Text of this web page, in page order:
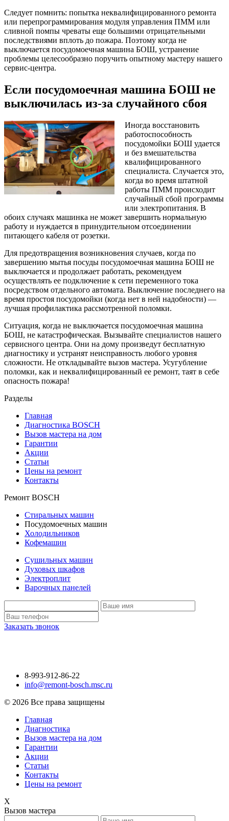
Следует помнить: попытка неквалифицированного ремонта
или перепрограммирования модуля управления ПММ или
сливной помпы чреваты еще большими отрицательными
последствиями вплоть до пожара. Поэтому когда не
выключается посудомоечная машина БОШ, устранение
проблемы целесообразно поручить опытному мастеру нашего
сервис-центра.
Если посудомоечная машина БОШ не
выключилась из-за случайного сбоя
Иногда восстановить
работоспособность
посудомойки БОШ удается
и без вмешательства
квалифицированного
специалиста. Случается это,
когда во время штатной
работы ПММ происходит
случайный сбой программы
или электропитания. В
обоих случаях машинка не может завершить нормальную
работу и нуждается в принудительном отсоединении
питающего кабеля от розетки.
Для предотвращения возникновения случаев, когда по
завершению мытья посуды посудомоечная машина БОШ не
выключается и продолжает работать, рекомендуем
осуществлять ее подключение к сети переменного тока
посредством отдельного автомата. Выключение последнего на
время простоя посудомойки (когда нет в ней надобности) —
лучшая профилактика рассмотренной поломки.
Ситуация, когда не выключается посудомоечная машина
БОШ, не катастрофическая. Вызывайте специалистов нашего
сервисного центра. Они на дому произведут бесплатную
диагностику и устранят неисправность любого уровня
сложности. Не откладывайте вызов мастера. Усугубление
поломки, как и неквалифицированный ее ремонт, таят в себе
опасность пожара!
Разделы
Главная
Диагностика BOSCH
Вызов мастера на дом
Гарантии
Акции
Статьи
Цены на ремонт
Контакты
Ремонт BOSCH
Стиральных машин
Посудомоечных машин
Холодильников
Кофемашин
Сушильных машин
Духовых шкафов
Электроплит
Варочных панелей
Заказать звонок
8-993-912-86-22
info@remont-bosch.msc.ru
© 2026 Все права защищены
Главная
Диагностика
Вызов мастера на дом
Гарантии
Акции
Статьи
Контакты
Цены на ремонт
X
Вызов мастера